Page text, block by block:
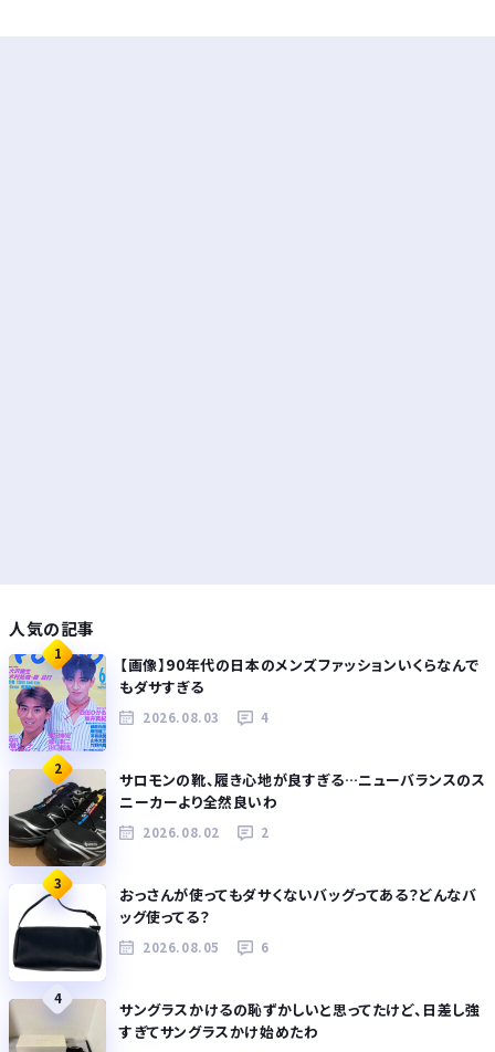
人気の記事
1
【画像】90年代の日本のメンズファッションいくらなんで
もダサすぎる
2026.08.03 4
2
サロモンの靴、履き心地が良すぎる…ニューバランスのス
ニーカーより全然良いわ
2026.08.02 2
3
おっさんが使ってもダサくないバッグってある？どんなバ
ッグ使ってる？
2026.08.05 6
4
サングラスかけるの恥ずかしいと思ってたけど、日差し強
すぎてサングラスかけ始めたわ